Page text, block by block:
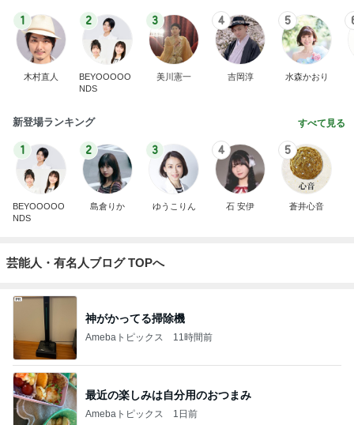
1
木村直人
2
BEYOOOOO
NDS
3
美川憲一
4
吉岡淳
5
水森かおり
新登場ランキング すべて見る
1
BEYOOOOO
NDS
2
島倉りか
3
ゆうこりん
4
石 安伊
5
蒼井心音
芸能人・有名人ブログ TOPへ
神がかってる掃除機
Amebaトピックス 11時間前
最近の楽しみは自分用のおつまみ
Amebaトピックス 1日前